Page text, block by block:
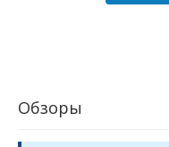
Обзоры